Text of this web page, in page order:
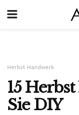
Herbst Handwerk
15
Sie DIY